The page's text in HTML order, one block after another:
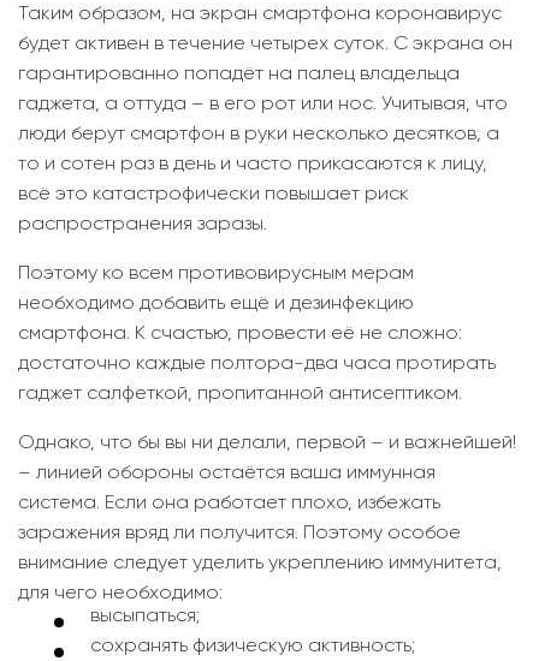
Таким образом, на экран смартфона коронавирус
будет активен в течение четырех суток. С экрана он
гарантированно попадёт на палец владельца
гаджета, а оттуда – в его рот или нос. Учитывая, что
люди берут смартфон в руки несколько десятков, а
то и сотен раз в день и часто прикасаются к лицу,
всё это катастрофически повышает риск
распространения заразы.
Поэтому ко всем противовирусным мерам
необходимо добавить ещё и дезинфекцию
смартфона. К счастью, провести её не сложно:
достаточно каждые полтора-два часа протирать
гаджет салфеткой, пропитанной антисептиком.
Однако, что бы вы ни делали, первой – и важнейшей!
– линией обороны остаётся ваша иммунная
система. Если она работает плохо, избежать
заражения вряд ли получится. Поэтому особое
внимание следует уделить укреплению иммунитета,
для чего необходимо:
высыпаться;
сохранять физическую активность;